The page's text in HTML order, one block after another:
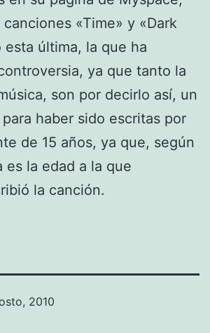
«Time» y «Dark
esta última, la que ha
ya que tanto la
son por decirlo así, un
haber sido escritas por
de 15 años, ya que, según
es la edad a la que
la canción.
2010